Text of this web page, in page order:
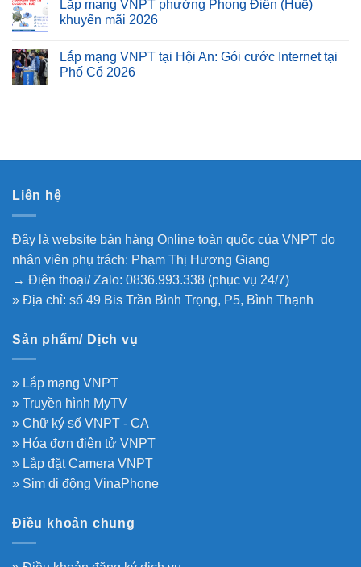
Lắp mạng VNPT phường Phong Điền (Huế)
khuyến mãi 2026
Lắp mạng VNPT tại Hội An: Gói cước Internet tại
Phố Cổ 2026
Liên hệ
Đây là website bán hàng Online toàn quốc của VNPT do
nhân viên phụ trách: Phạm Thị Hương Giang
→ Điện thoại/ Zalo: 0836.993.338 (phục vụ 24/7)
» Địa chỉ: số 49 Bis Trần Bình Trọng, P5, Bình Thạnh
Sản phẩm/ Dịch vụ
» Lắp mạng VNPT
» Truyền hình MyTV
» Chữ ký số VNPT - CA
» Hóa đơn điện tử VNPT
» Lắp đặt Camera VNPT
» Sim di động VinaPhone
Điều khoản chung